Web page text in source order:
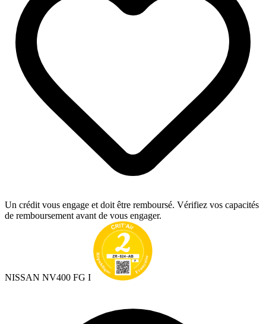
Un crédit vous engage et doit être remboursé. Vérifiez vos capacités
de remboursement avant de vous engager.
NISSAN NV400 FG I